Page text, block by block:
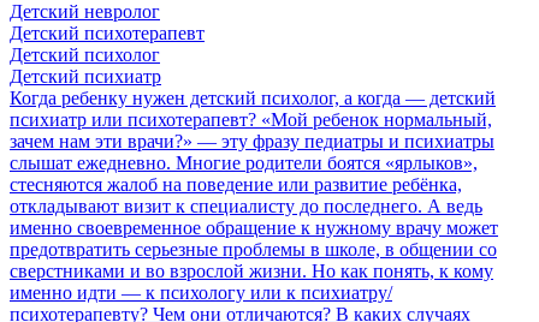
Детский невролог
Детский психотерапевт
Детский психолог
Детский психиатр
Когда ребенку нужен детский психолог, а когда — детский
психиатр или психотерапевт? «Мой ребенок нормальный,
зачем нам эти врачи?» — эту фразу педиатры и психиатры
слышат ежедневно. Многие родители боятся «ярлыков»,
стесняются жалоб на поведение или развитие ребёнка,
откладывают визит к специалисту до последнего. А ведь
именно своевременное обращение к нужному врачу может
предотвратить серьезные проблемы в школе, в общении со
сверстниками и во взрослой жизни. Но как понять, к кому
именно идти — к психологу или к психиатру/
психотерапевту? Чем они отличаются? В каких случаях